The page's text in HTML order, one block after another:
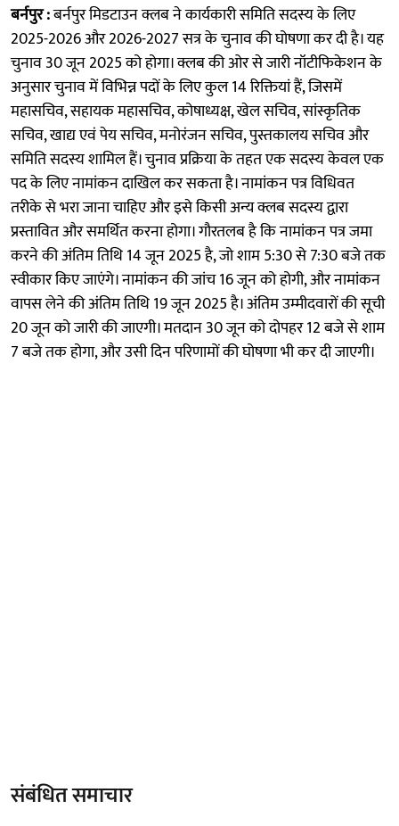
बर्नपुर :बर्नपुर मिडटाउन क्लब ने कार्यकारी समिति सदस्य के लिए
2025-2026 और 2026-2027 सत्र के चुनाव की घोषणा कर दी है। यह
चुनाव 30 जून 2025 को होगा। क्लब की ओर से जारी नॉटीफिकेशन के
अनुसार चुनाव में विभिन्न पदों के लिए कुल 14 रिक्तियां हैं, जिसमें
महासचिव, सहायक महासचिव, कोषाध्यक्ष, खेल सचिव, सांस्कृतिक
सचिव, खाद्य एवं पेय सचिव, मनोरंजन सचिव, पुस्तकालय सचिव और
समिति सदस्य शामिल हैं। चुनाव प्रक्रिया के तहत एक सदस्य केवल एक
पद के लिए नामांकन दाखिल कर सकता है। नामांकन पत्र विधिवत
तरीके से भरा जाना चाहिए और इसे किसी अन्य क्लब सदस्य द्वारा
प्रस्तावित और समर्थित करना होगा। गौरतलब है कि नामांकन पत्र जमा
करने की अंतिम तिथि 14 जून 2025 है, जो शाम 5:30 से 7:30 बजे तक
स्वीकार किए जाएंगे। नामांकन की जांच 16 जून को होगी, और नामांकन
वापस लेने की अंतिम तिथि 19 जून 2025 है। अंतिम उम्मीदवारों की सूची
20 जून को जारी की जाएगी। मतदान 30 जून को दोपहर 12 बजे से शाम
7 बजे तक होगा, और उसी दिन परिणामों की घोषणा भी कर दी जाएगी।
संबंधित समाचार